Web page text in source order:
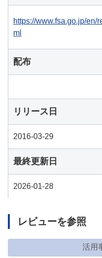
https://www.fsa.go.jp/en/
ml
配布
リリース日
2016-03-29
最終更新日
2026-01-28
レビューを参照
活用